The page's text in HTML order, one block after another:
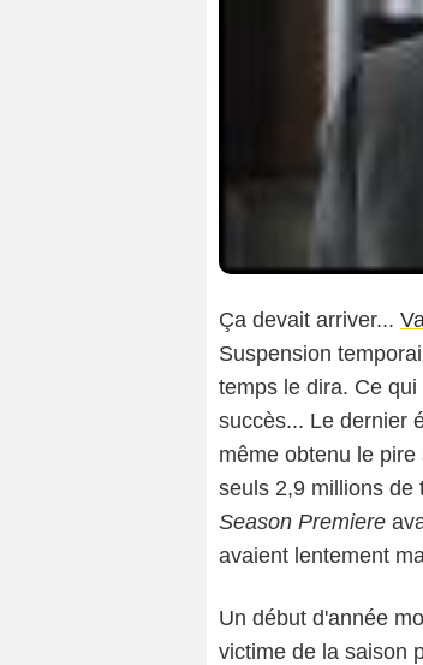
Ça devait arriver...
Suspension
temps le dira. Ce
succès... Le dernier
même obtenu le
seuls 2,9 millions de
Season Premiere
avaient lentement
Un début d'année
victime de la saison